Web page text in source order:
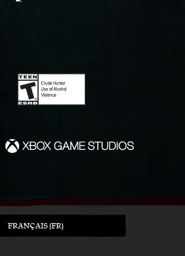
FRANÇAIS (FR)